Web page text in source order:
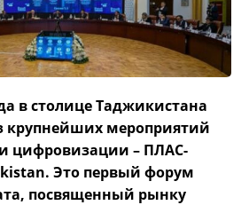
в столице Таджикистана
крупнейших мероприятий
цифровизации – ПЛАС-
Это первый форум
посвященный рынку